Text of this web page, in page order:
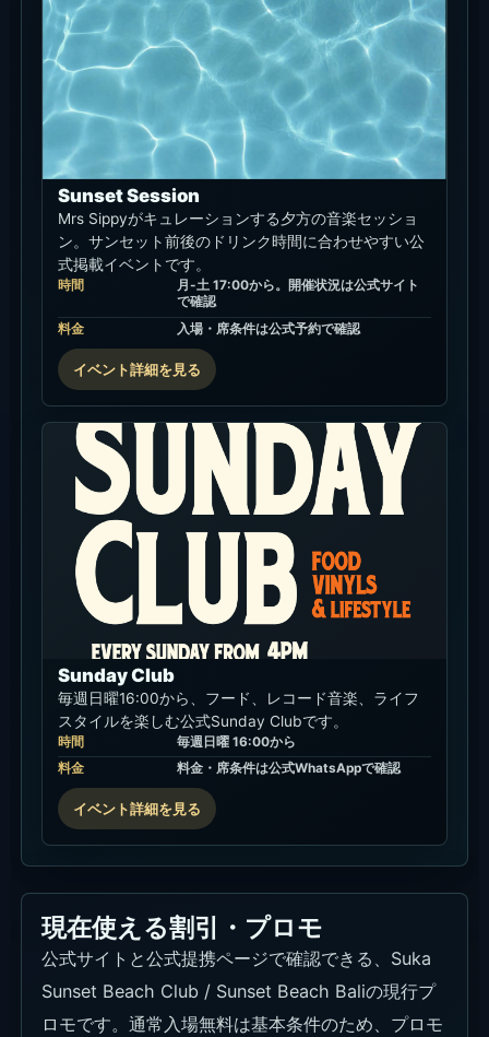
Sunset Session
Mrs Sippyがキュレーションする夕方の音楽セッショ
ン。サンセット前後のドリンク時間に合わせやすい公
式掲載イベントです。
時間
月-土 17:00から。開催状況は公式サイト
で確認
料金
入場・席条件は公式予約で確認
イベント詳細を見る
Sunday Club
毎週日曜16:00から、フード、レコード音楽、ライフ
スタイルを楽しむ公式Sunday Clubです。
時間
毎週日曜 16:00から
料金
料金・席条件は公式WhatsAppで確認
イベント詳細を見る
現在使える割引・プロモ
公式サイトと公式提携ページで確認できる、Suka
Sunset Beach Club / Sunset Beach Baliの現行プ
ロモです。通常入場無料は基本条件のため、プロモ